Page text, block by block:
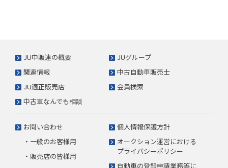
JU中販連の概要
JUグループ
関連情報
中古自動車販売士
JU適正販売店
会員検索
中古車なんでも相談
お問い合わせ
・一般のお客様用
・販売店の皆様用
個人情報保護方針
オークション運営における
プライバシーポリシー
自動車の登録申請業務等に